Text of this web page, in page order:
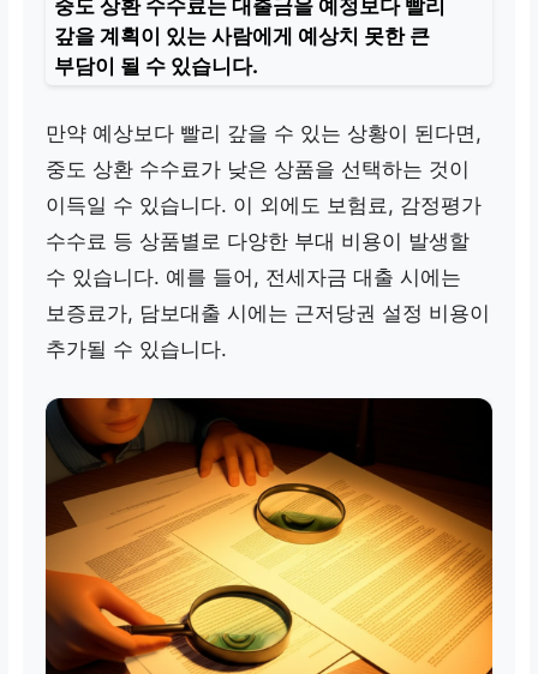
중도 상환 수수료는 대출금을 예정보다 빨리
갚을 계획이 있는 사람에게 예상치 못한 큰
부담이 될 수 있습니다.
만약 예상보다 빨리 갚을 수 있는 상황이 된다면,
중도 상환 수수료가 낮은 상품을 선택하는 것이
이득일 수 있습니다. 이 외에도 보험료, 감정평가
수수료 등 상품별로 다양한 부대 비용이 발생할
수 있습니다. 예를 들어, 전세자금 대출 시에는
보증료가, 담보대출 시에는 근저당권 설정 비용이
추가될 수 있습니다.